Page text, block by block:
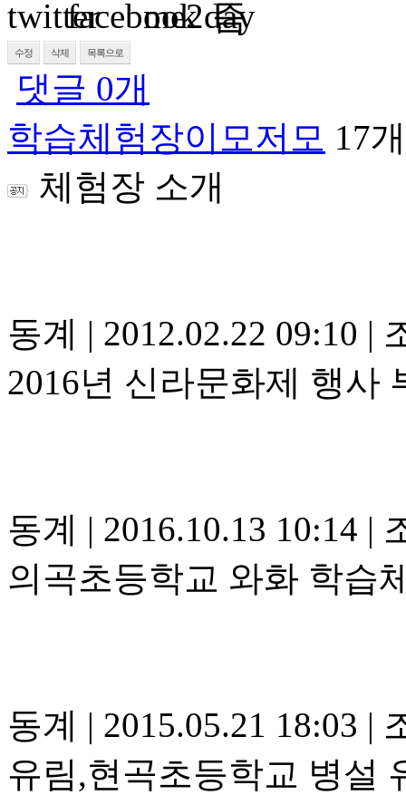
수정 삭제 목록으로
댓글 0개
학습체험장이모저모 17
체험장 소개
동계 | 2012.02.22 09:10 |
2016년 신라문화제 행사
동계 | 2016.10.13 10:14 |
의곡초등학교 와화 학습
동계 | 2015.05.21 18:03 |
유림,현곡초등학교 병설